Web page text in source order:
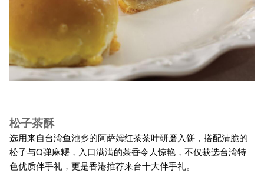
松子茶酥
选用来自台湾鱼池乡的阿萨姆红茶茶叶研磨入饼，搭配清脆的
松子与Q弹麻糬，入口满满的茶香令人惊艳，不仅获选台湾特
色优质伴手礼，更是香港推荐来台十大伴手礼。